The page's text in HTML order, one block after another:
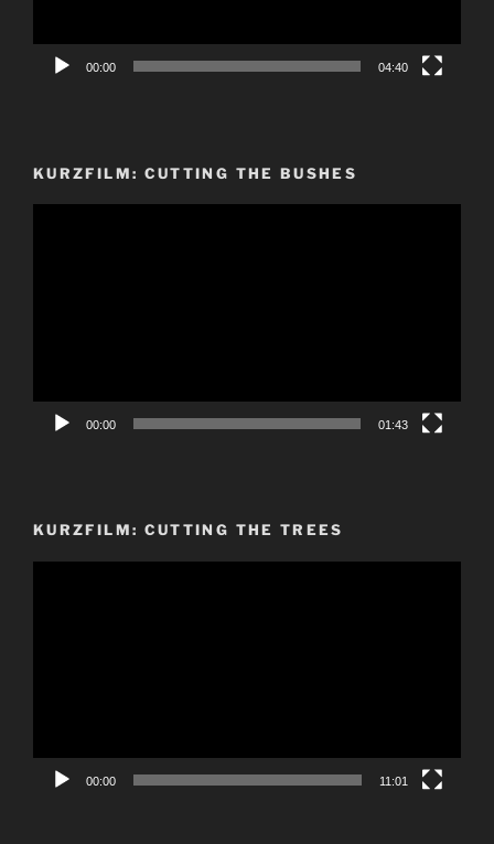
00:00 04:40
KURZFILM: CUTTING THE BUSHES
00:00 01:43
KURZFILM: CUTTING THE TREES
00:00 11:01